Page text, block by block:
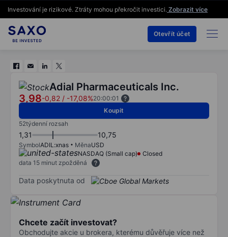
Investování je rizikové. Ztráty mohou překročit investici. Zobrazit více
Otevřít účet
Adial Pharmaceuticals Inc.
3,98-0,82 / -17,08%20:00:01
Koupit
52týdenní rozsah
1,31 10,75
SymbolADIL:xnas MěnaUSD
NASDAQ (Small cap)
Closed
data 15 minut zpožděná
Data poskytnuta od
Chcete začít investovat?
Obchodujte akcie u brokera, kterému důvěřuje více než